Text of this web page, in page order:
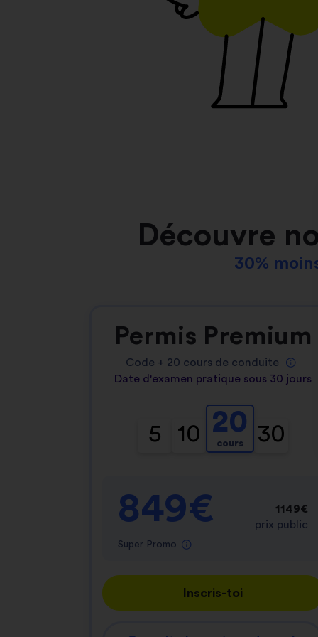
Découvre
30%
Permis Premium
Code + 20 cours de conduite
Date d'examen pratique sous 30 jours
5 10 20
cours 30
849€
Super Promo
1149€
prix public
Inscris-toi